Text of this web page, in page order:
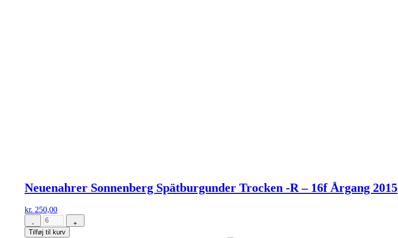
Neuenahrer Sonnenberg Spätburgunder Trocken -R – 16f Årgang 2015
kr. 250,00
-
Neuenahrer
Sonnenberg
+
Tilføj til kurv